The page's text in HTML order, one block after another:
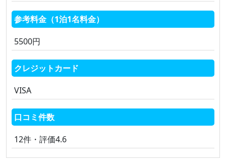
参考料金（1泊1名料金）
5500円
クレジットカード
VISA
口コミ件数
12件・評価4.6